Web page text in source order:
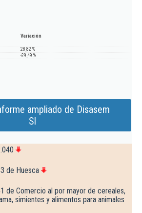
Variación
28,82 %
-29,49 %
ampliado de Disasem
Sl
de Huesca
de Comercio al por mayor de cereales,
simientes y alimentos para animales